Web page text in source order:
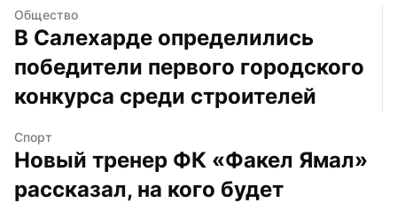
Общество
В Салехарде определились
победители первого городского
конкурса среди строителей
Спорт
Новый тренер ФК «Факел Ямал»
рассказал, на кого будет